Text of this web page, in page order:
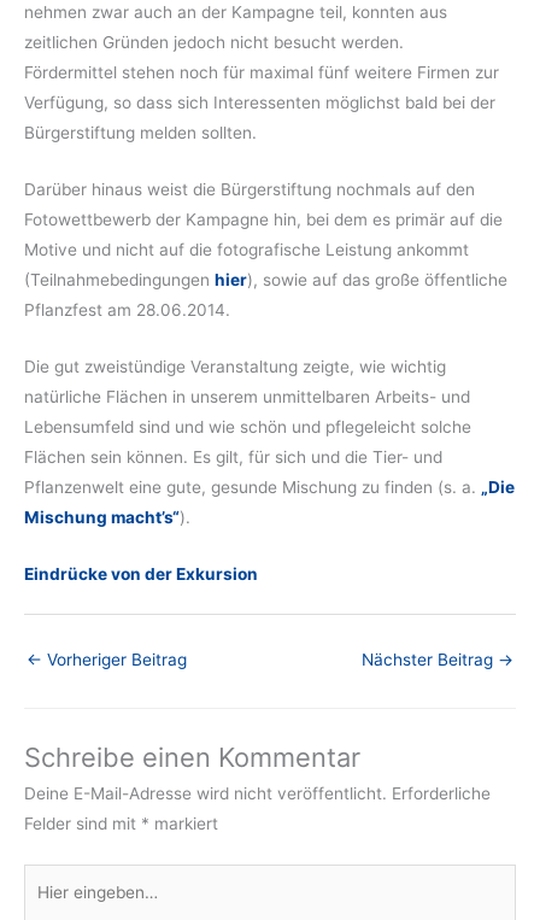
nehmen zwar auch an der Kampagne teil, konnten aus
zeitlichen Gründen jedoch nicht besucht werden.
Fördermittel stehen noch für maximal fünf weitere Firmen zur
Verfügung, so dass sich Interessenten möglichst bald bei der
Bürgerstiftung melden sollten.
Darüber hinaus weist die Bürgerstiftung nochmals auf den
Fotowettbewerb der Kampagne hin, bei dem es primär auf die
Motive und nicht auf die fotografische Leistung ankommt
(Teilnahmebedingungen hier), sowie auf das große öffentliche
Pflanzfest am 28.06.2014.
Die gut zweistündige Veranstaltung zeigte, wie wichtig
natürliche Flächen in unserem unmittelbaren Arbeits- und
Lebensumfeld sind und wie schön und pflegeleicht solche
Flächen sein können. Es gilt, für sich und die Tier- und
Pflanzenwelt eine gute, gesunde Mischung zu finden (s. a. „Die
Mischung macht’s“).
Eindrücke von der Exkursion
← Vorheriger Beitrag Nächster Beitrag →
Schreibe einen Kommentar
Deine E-Mail-Adresse wird nicht veröffentlicht. Erforderliche
Felder sind mit * markiert
eingeben…